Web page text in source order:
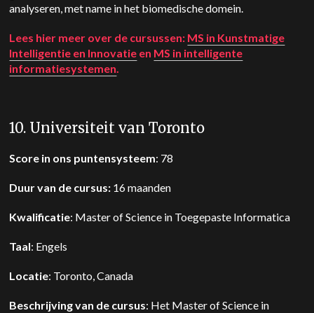
analyseren, met name in het biomedische domein.
Lees hier meer over de cursussen: MS in Kunstmatige
Intelligentie en Innovatie en MS in intelligente
informatiesystemen.
10. Universiteit van Toronto
Score in ons puntensysteem: 78
Duur van de cursus: 16 maanden
Kwalificatie: Master of Science in Toegepaste Informatica
Taal: Engels
Locatie: Toronto, Canada
Beschrijving van de cursus: Het Master of Science in